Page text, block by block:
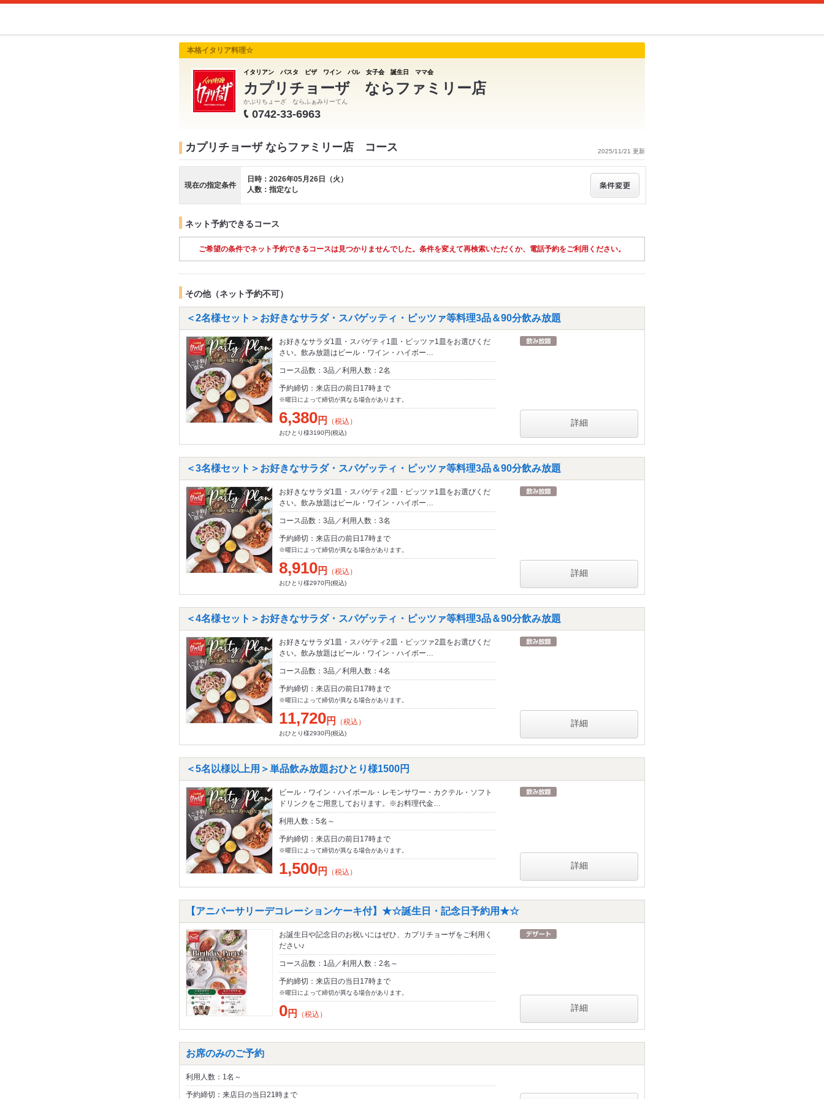
本格イタリア料理☆
イタリアン パスタ ピザ ワイン バル 女子会 誕生日 ママ会
カプリチョーザ ならファミリー店
かぷりちょーざ ならふぁみりーてん
0742-33-6963
2025/11/21 更新
カプリチョーザ ならファミリー店 コース
現在の指定条件
日時：2026年05月26日（火）
人数：指定なし
ネット予約できるコース
ご希望の条件でネット予約できるコースは見つかりませんでした。条件を変えて再検索いただくか、電話予約をご利用ください。
その他（ネット予約不可）
＜2名様セット＞お好きなサラダ・スパゲッティ・ピッツァ等料理3品＆90分飲み放題
お好きなサラダ1皿・スパゲティ1皿・ピッツァ1皿をお選びくだ
さい。飲み放題はビール・ワイン・ハイボー…
コース品数：3品／利用人数：2名
予約締切：来店日の前日17時まで
※曜日によって締切が異なる場合があります。
6,380円 （税込）
おひとり様3190円(税込)
詳細
＜3名様セット＞お好きなサラダ・スパゲッティ・ピッツァ等料理3品＆90分飲み放題
お好きなサラダ1皿・スパゲティ2皿・ピッツァ1皿をお選びくだ
さい。飲み放題はビール・ワイン・ハイボー…
コース品数：3品／利用人数：3名
予約締切：来店日の前日17時まで
※曜日によって締切が異なる場合があります。
8,910円 （税込）
おひとり様2970円(税込)
詳細
＜4名様セット＞お好きなサラダ・スパゲッティ・ピッツァ等料理3品＆90分飲み放題
お好きなサラダ1皿・スパゲティ2皿・ピッツァ2皿をお選びくだ
さい。飲み放題はビール・ワイン・ハイボー…
コース品数：3品／利用人数：4名
予約締切：来店日の前日17時まで
※曜日によって締切が異なる場合があります。
11,720円 （税込）
おひとり様2930円(税込)
詳細
＜5名以様以上用＞単品飲み放題おひとり様1500円
ビール・ワイン・ハイボール・レモンサワー・カクテル・ソフト
ドリンクをご用意しております。※お料理代金…
利用人数：5名～
予約締切：来店日の前日17時まで
※曜日によって締切が異なる場合があります。
1,500円 （税込）
詳細
【アニバーサリーデコレーションケーキ付】★☆誕生日・記念日予約用★☆
お誕生日や記念日のお祝いにはぜひ、カプリチョーザをご利用く
ださい♪
コース品数：1品／利用人数：2名～
予約締切：来店日の当日17時まで
※曜日によって締切が異なる場合があります。
0円 （税込）
詳細
お席のみのご予約
利用人数：1名～
予約締切：来店日の当日21時まで